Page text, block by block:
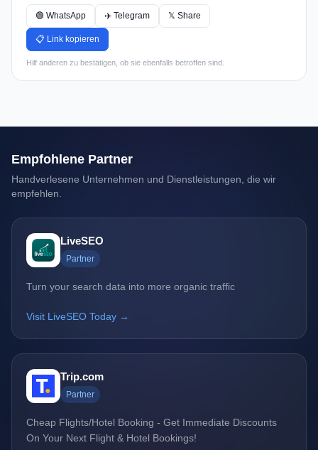
🟢 WhatsApp ✈️ Telegram 𝕏 Share
📋 Link kopieren
Hilf anderen zu bestätigen, ob sie ebenfalls betroffen sind.
Empfohlene Partner
Handverlesene Unternehmen und Dienstleistungen, die wir
empfehlen.
LiveSEO
Partner
Turn your search data into more organic traffic
Visit LiveSEO Today →
Trip.com
Partner
Cheap Flights/Hotel Booking - Get Immediate Discounts
On Your Next Flight & Hotel Bookings!